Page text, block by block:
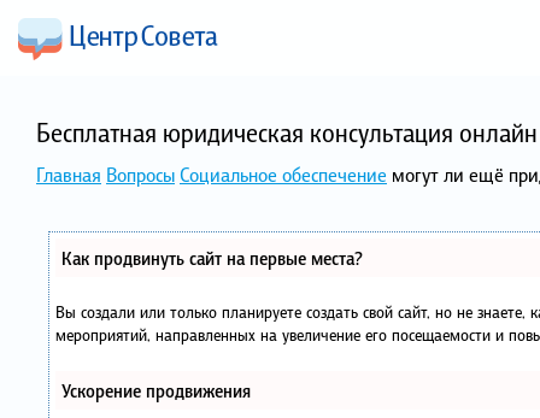
Бесплатная юридическая консультация
Главная ВопросыСоциальное обеспечение могут ли ещё
Как продвинуть сайт на первые места?
Вы создали или только планируете создать свой сайт, но не
мероприятий, направленных на увеличение его посещаемости и
Ускорение продвижения